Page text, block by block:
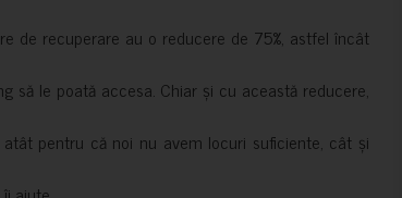
de recuperare au o reducere de 75%, astfel încât
să le poată accesa. Chiar și cu această reducere,
pentru că noi nu avem locuri suficiente, cât și